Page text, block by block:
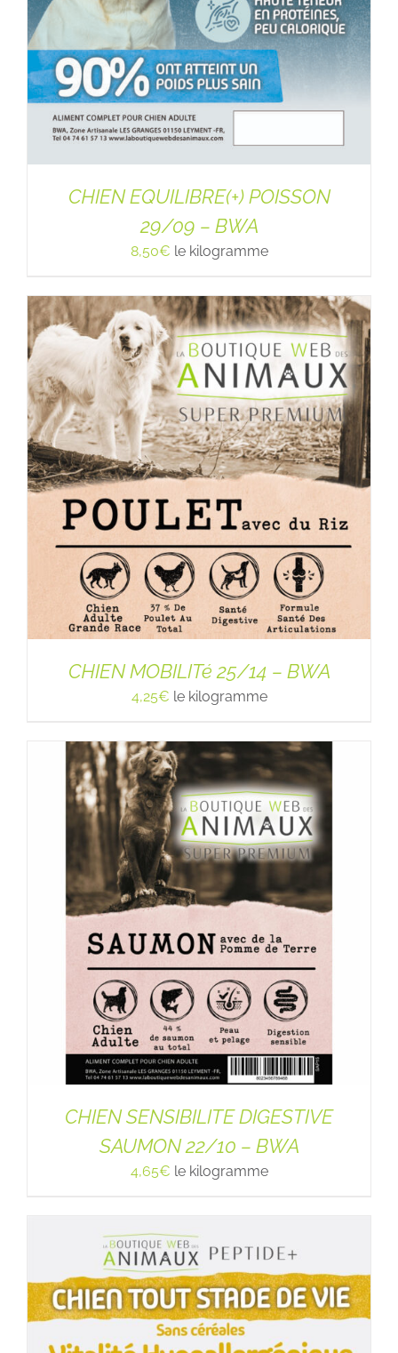
CHIEN EQUILIBRE(+) POISSON
29/09 – BWA
8,50€ le kilogramme
CHIEN MOBILITé 25/14 – BWA
4,25€ le kilogramme
CHIEN SENSIBILITE DIGESTIVE
SAUMON 22/10 – BWA
4,65€ le kilogramme